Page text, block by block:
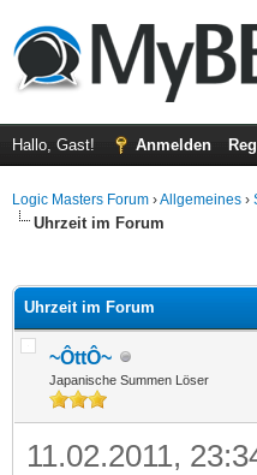
Hallo, Gast! Anmelden
Logic Masters Forum ›Allgemeines ›
Uhrzeit im Forum
Uhrzeit im Forum
~ÔttÔ~
Japanische Summen Löser
11.02.2011,